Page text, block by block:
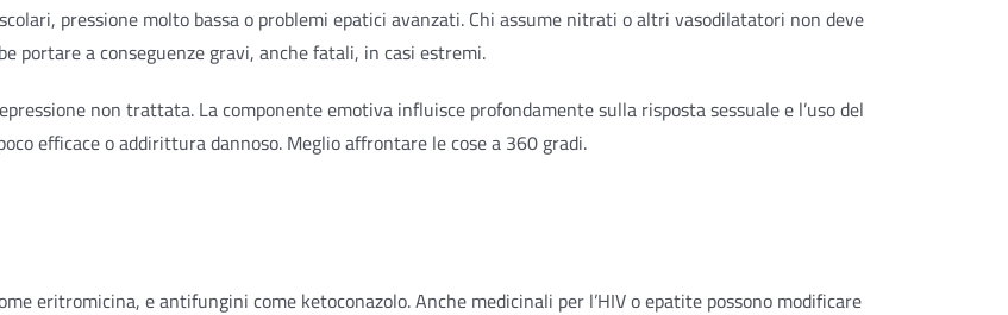
pressione molto bassa o problemi epatici avanzati. Chi assume nitrati o altri vasodilatatori non deve
portare a conseguenze gravi, anche fatali, in casi estremi.
non trattata. La componente emotiva influisce profondamente sulla risposta sessuale e l’uso del
efficace o addirittura dannoso. Meglio affrontare le cose a 360 gradi.
eritromicina, e antifungini come ketoconazolo. Anche medicinali per l’HIV o epatite possono modificare